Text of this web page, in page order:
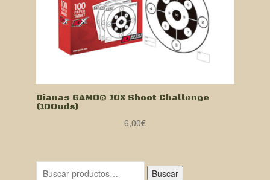
Dianas GAMO® 10X Shoot Challenge
(100uds)
6,00€
Buscar